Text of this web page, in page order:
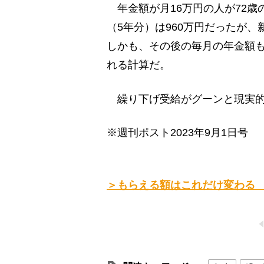
年金額が月16万円の人が72歳
（5年分）は960万円だったが
しかも、その後の毎月の年金額
れる計算だ。
繰り下げ受給がグーンと現実
※週刊ポスト2023年9月1日号
＞もらえる額はこれだけ変わ